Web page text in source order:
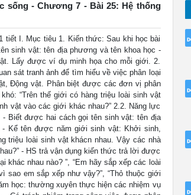
sống - Chương 7 - Bài 25: Hệ thống
tiết I. Mục tiêu 1. Kiến thức: Sau khi học bài
sinh vật: tên địa phương và tên khoa học -
Lấy được ví dụ minh họa cho mỗi giới. 2.
sát tranh ảnh để tìm hiểu về việc phân loại
Động vật. Phân biệt được các đơn vị phân
“Trên thế giới có hàng triệu loài sinh vật
vật vào các giới khác nhau?” 2.2. Năng lực
Biết được hai cách gọi tên sinh vật: tên địa
Kể tên được năm giới sinh vật: Khởi sinh,
triệu loài sinh vật khácn nhau. Vậy các nhà
- HS trả vận dụng kiến thức trả lời được
nhau nào? ”, “Em hãy sắp xếp các loài
em sắp xếp như vậy?”, “Thỏ thuộc giới
học: thường xuyên thực hiện các nhiệm vụ